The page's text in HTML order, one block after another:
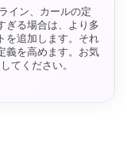
イン、カールの定
ぎる場合は、より多
を追加します。それ
義を高めます。お気
てください。